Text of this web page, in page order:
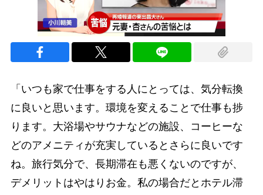
「いつも家で仕事をする人にとっては、気分転換
に良いと思います。環境を変えることで仕事も捗
ります。大浴場やサウナなどの施設、コーヒーな
どのアメニティが充実しているとさらに良いです
ね。旅行気分で、長期滞在も悪くないのですが、
デメリットはやはりお金。私の場合だとホテル滞